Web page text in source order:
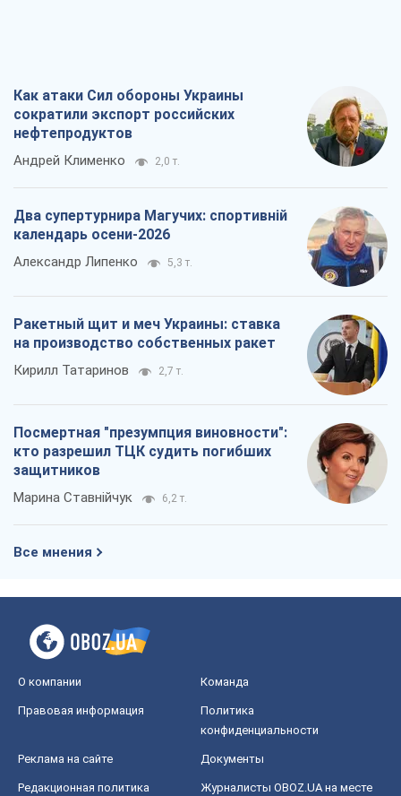
Как атаки Сил обороны Украины
сократили экспорт российских
нефтепродуктов
Андрей Клименко 2,0 т.
Два супертурнира Магучих: спортивній
календарь осени-2026
Александр Липенко 5,3 т.
Ракетный щит и меч Украины: ставка
на производство собственных ракет
Кирилл Татаринов 2,7 т.
Посмертная "презумпция виновности":
кто разрешил ТЦК судить погибших
защитников
Марина Ставнійчук 6,2 т.
Все мнения
О компании Команда
Правовая информация
Политика
конфиденциальности
Реклама на сайте Документы
Редакционная политика
Журналисты OBOZ.UA на месте